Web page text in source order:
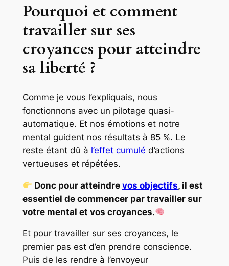
Pourquoi et comment
travailler sur ses
croyances pour atteindre
sa liberté ?
Comme je vous l’expliquais, nous
fonctionnons avec un pilotage quasi-
automatique. Et nos émotions et notre
mental guident nos résultats à 85 %. Le
reste étant dû à l’effet cumulé d’actions
vertueuses et répétées.
Donc pour atteindre vos objectifs, il est
essentiel de commencer par travailler sur
votre mental et vos croyances.
Et pour travailler sur ses croyances, le
premier pas est d’en prendre conscience.
Puis de les rendre à l’envoyeur